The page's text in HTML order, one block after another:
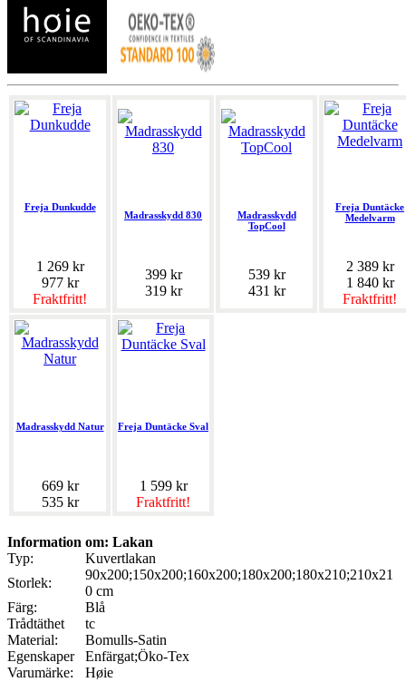
Freja Dunkudde
1 269 kr
977 kr
Fraktfritt!
Madrasskydd 830
399 kr
319 kr
Madrasskydd
TopCool
539 kr
431 kr
Freja Duntäcke
Medelvarm
2 389 kr
1 840 kr
Fraktfritt!
Madrasskydd Natur
669 kr
535 kr
Freja Duntäcke Sval
1 599 kr
Fraktfritt!
Information om: Lakan
Typ:
Kuvertlakan
Storlek:
90x200;150x200;160x200;180x200;180x210;210x21
0 cm
Färg:
Blå
Trådtäthet
tc
Material:
Bomulls-Satin
Egenskaper
Enfärgat;Öko-Tex
Varumärke:
Høie